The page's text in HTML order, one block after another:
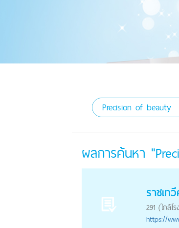
ผลการค้นหา
ราชเท
291 (ใกล้โ
https://